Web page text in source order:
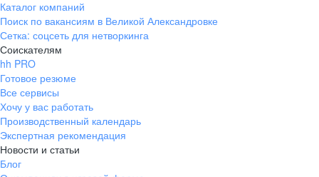
Каталог компаний
Поиск по вакансиям в Великой Александровке
Сетка: соцсеть для нетворкинга
Соискателям
hh PRO
Готовое резюме
Все сервисы
Хочу у вас работать
Производственный календарь
Экспертная рекомендация
Новости и статьи
Блог